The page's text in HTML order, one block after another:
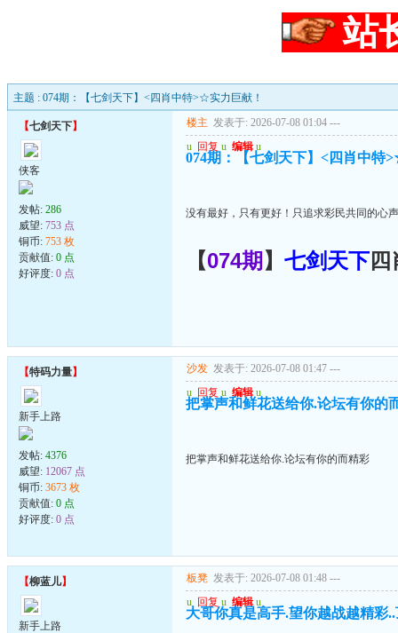
站
主题 : 074期：【七剑天下】<四肖中特>☆实力巨献！
【七剑天下】
侠客
发帖: 286
威望: 753 点
铜币: 753 枚
贡献值: 0 点
好评度: 0 点
楼主 发表于: 2026-07-08 01:04 ---
u 回复 u 编辑 u
074期：【七剑天下】<四肖中特
没有最好，只有更好！只追求彩民共同的心
【074期 】 七剑天下
【特码力量】
新手上路
发帖: 4376
威望: 12067 点
铜币: 3673 枚
贡献值: 0 点
好评度: 0 点
沙发 发表于: 2026-07-08 01:47 ---
u 回复 u 编辑 u
把掌声和鲜花送给你.论坛有你的
把掌声和鲜花送给你.论坛有你的而精彩
【柳蓝儿】
新手上路
板凳 发表于: 2026-07-08 01:48 ---
u 回复 u 编辑 u
大哥你真是高手.望你越战越精彩